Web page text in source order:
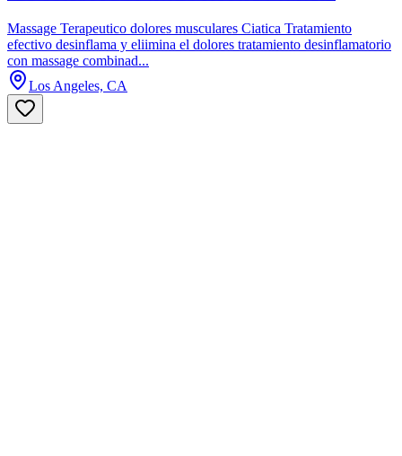
Massage Terapeutico dolores musculares Ciatica Tratamiento
efectivo desinflama y eliimina el dolores tratamiento desinflamatorio
con massage combinad...
Los Angeles, CA